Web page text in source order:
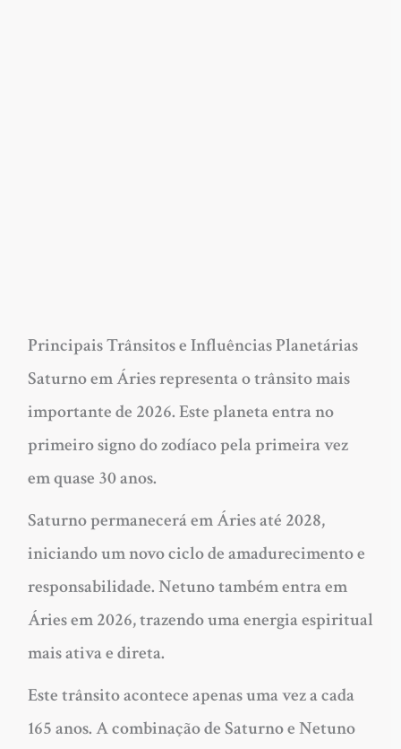
Principais Trânsitos e Influências Planetárias
Saturno em Áriesrepresenta o trânsito mais
importante de 2026. Este planeta entra no
primeiro signo do zodíaco pela primeira vez
em quase 30 anos.
Saturno permanecerá em Áries até 2028,
iniciando um novo ciclo de amadurecimento e
responsabilidade.Netuno também entra em
Áriesem 2026, trazendo uma energia espiritual
mais ativa e direta.
Este trânsito acontece apenas uma vez a cada
165 anos. A combinação de Saturno e Netuno